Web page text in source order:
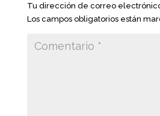
Tu dirección de correo
Los campos obligatorios están